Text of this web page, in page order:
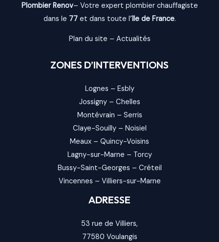
Plombier Renov– Votre expert plombier chauffagiste
dans le 77et dans toute l’île de France.
Plan du site – Actualités
ZONES D’INTERVENTIONS
Lognes – Esbly
Jossigny– Chelles
Montévrain – Serris
Claye-Souilly– Noisiel
Meaux – Quincy-Voisins
Lagny-sur-Marne – Torcy
Bussy-Saint-Georges – Créteil
Vincennes – Villiers-sur-Marne
ADRESSE
53 rue de Villiers,
77580 Voulangis